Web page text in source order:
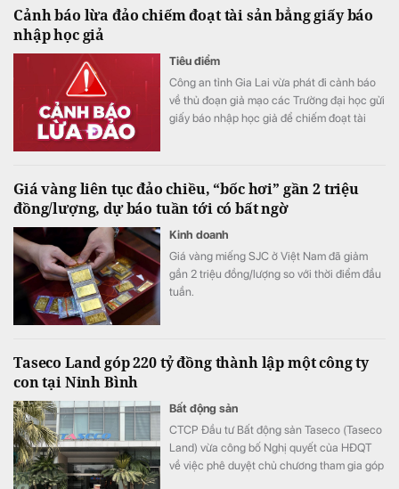
Cảnh báo lừa đảo chiếm đoạt tài sản bẳng giấy báo
nhập học giả
Tiêu điểm
Công an tỉnh Gia Lai vừa phát đi cảnh báo
về thủ đoạn giả mạo các Trường đại học gửi
giấy báo nhập học giả để chiếm đoạt tài
Giá vàng liên tục đảo chiều, “bốc hơi” gần 2 triệu
đồng/lượng, dự báo tuần tới có bất ngờ
Kinh doanh
Giá vàng miếng SJC ở Việt Nam đã giảm
gần 2 triệu đồng/lượng so với thời điểm đầu
tuần.
Taseco Land góp 220 tỷ đồng thành lập một công ty
con tại Ninh Bình
Bất động sản
CTCP Đầu tư Bất động sản Taseco (Taseco
Land) vừa công bố Nghị quyết của HĐQT
về việc phê duyệt chủ chương tham gia góp